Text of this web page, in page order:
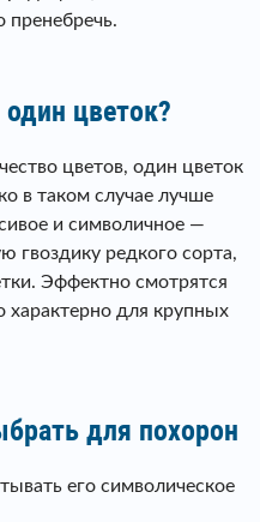
пренебречь.
цветок?
цветов, один цветок
в таком случае лучше
и символичное —
гвоздику редкого сорта,
Эффектно смотрятся
характерно для крупных
для похорон
его символическое